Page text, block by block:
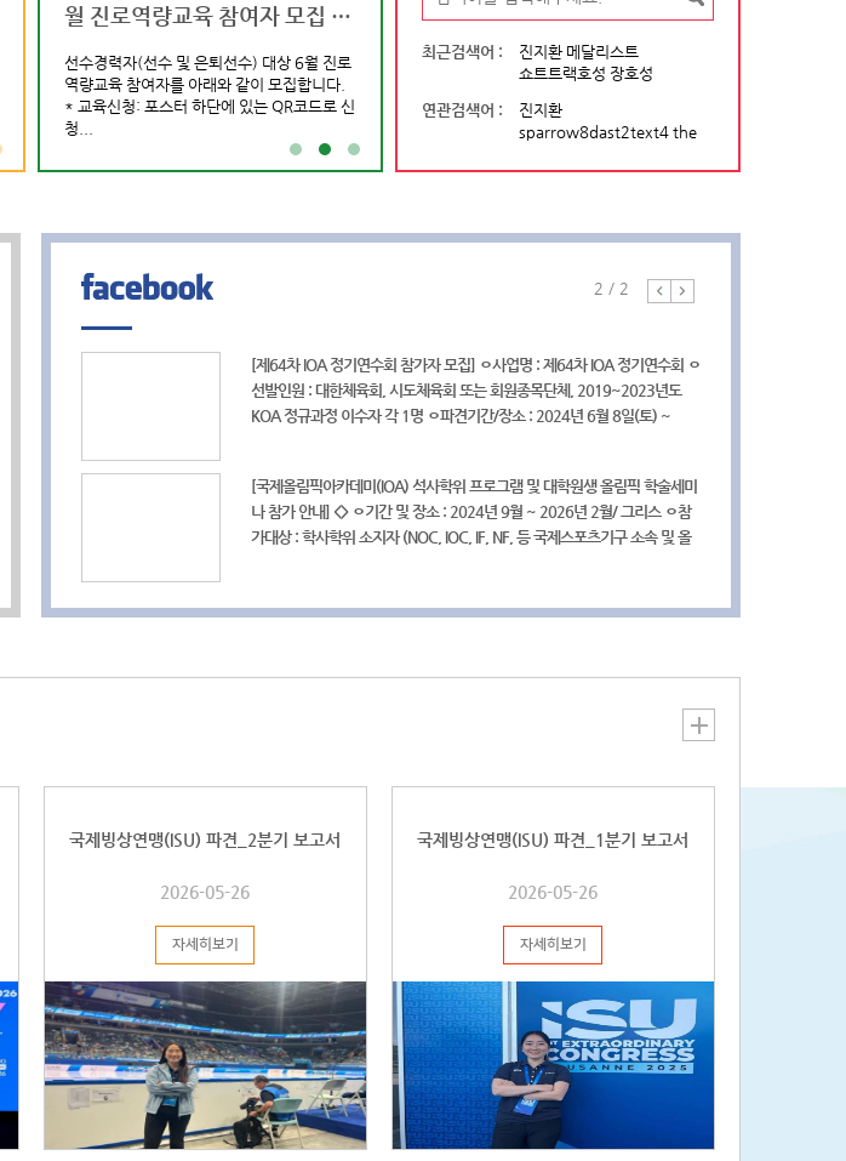
위원회 제9차 전문직
명
: 2026-05-07~2026-05-12
충청권하계세계대학경기대
신청기간 : 2026-04-30~2026-05-17
주최기관 :국민체육진흥공단
(FISU) 아카데미 코리아 참가자
신청기간 : 2026-06-09~2026-06-18
주최기관 :국제대학스포츠연맹(FISU) 학생대
사 등
롭
터라
월 진로역량교육 참여자 모집 안
선수경력자(선수 및 은퇴선수) 대상 6월 진로
역량교육 참여자를 아래와 같이 모집합니다.
* 교육신청: 포스터 하단에 있는 QR코드로 신
청...
(FISU) 학생대사 양성 프로그램
참가자 선발 안내
츠정보센터라는 이름
국제스포츠인재풀이 국제스포
랍니다...
최근검색어 :
진지환 메달리스트
쇼트트랙호성 장호성
연관검색어 :
진지환
sparrow8dast2text4 the
2 / 2
[대한체육회 주로잔대표부 현지직원 채용 공고] 주로잔대표부에서 다음과 같
이 사무보조 계약직을 모집중에 있사오니, 관심있으신 분들의 많은 참여 바랍
니다. 1. 채용 분야 * 직무: 계약직 (현지직원)/ 사무보조 * 담당업무: 국제스
시 근무가 가능한자 * 영어 및 불어 능통자 4. 접수기간 및 방법 * 접수기간:
2024. 6. 26.(수) ~ 7. 5(금) CET 12:00(KST 19:00)까지 * 신청방법: 지원
보센터 채용정보 게시판의 공고문을 참고하시기 바랍니다. *국제스포츠정보
센터 채용정보 바로가기>> https://gsic.sports.or.kr/EgovPageLink.do?
link=forward:/koc/
[2024 국제스포츠행정가 양성과정(드림투게더마스터) 교육생 모집] 국제스
요 1) 과 정 명: 2024년 국제스포츠행정가 양성사업(드림투게더마스터) 2)
(화)~ 6) 합격자발표: 2024.6.13.(목) 18:00 이후 나. 입학문의: 서울대학교
국제스포츠행정가 양성사업단(02-880-2984) 자세한 사항은 국제스포츠정
보센터 교육연수정보 게시판을 참고하시기 바랍니다. * 국제스포츠정보센터
[제64차 IOA 정기연수회 참가자 모집] ㅇ사업명 : 제64차 IOA 정기연수회 ㅇ
선발인원 : 대한체육회, 시도체육회 또는 회원종목단체, 2019~2023년도
KOA 정규과정 이수자 각 1명 ㅇ파견기간/장소 : 2024년 6월 8일(토) ~
(개별신청) 자세한 사항은 국제스포츠정보센터 교육연수정보 및 공지사항의
안내문을 참고하시기 바랍니다. * 국제스포츠정보센터 교육연수정보 바로가
기>> https://gsic.sports.or.kr/EgovPageLink.do?
[국제올림픽아카데미(IOA) 석사학위 프로그램 및 대학원생 올림픽 학술세미
나 참가 안내] <> ㅇ기간 및 장소 : 2024년 9월 ~ 2026년 2월/ 그리스 ㅇ참
가대상 : 학사학위 소지자 (NOC, IOC, IF, NF, 등 국제스포츠기구 소속 및 올
장소: 2024년 9월 20일 ~ 2024년 10월 12일/ 그리스 ㅇ참가대상 : 영어 능
2
국제빙상연맹(ISU) 파견_2분기 보고서
2026-05-26
자세히보기
국제빙상연맹(ISU) 파견_1분기 보고서
2026-05-26
자세히보기